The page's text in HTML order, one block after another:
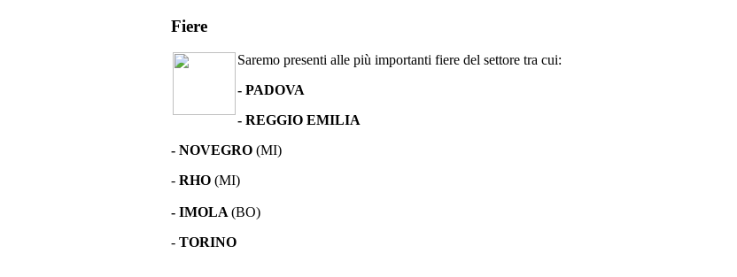
Fiere
Saremo presenti alle più importanti fiere del settore tra cui:
- PADOVA
- REGGIO EMILIA
- NOVEGRO(MI)
-RHO (MI)
- IMOLA (BO)
- TORINO